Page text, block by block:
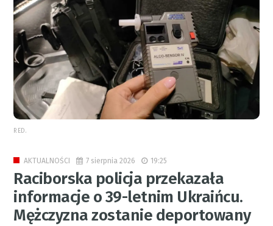
RED.
AKTUALNOŚCI 7 sierpnia 2026 19:25
Raciborska policja przekazała
informacje o 39-letnim Ukraińcu.
Mężczyzna zostanie deportowany